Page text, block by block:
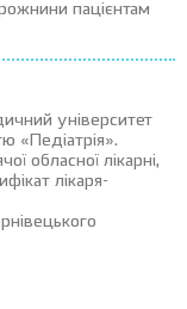
пацієнтам
університет
«Педіатрія».
обласної лікарні,
лікаря-